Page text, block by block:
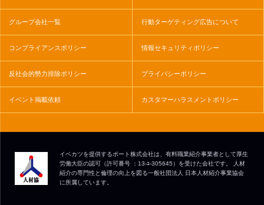
グループ会社一覧 行動ターゲティング広告について
コンプライアンスポリシー 情報セキュリティポリシー
反社会的勢力排除ポリシー プライバシーポリシー
イベント掲載依頼 カスタマーハラスメントポリシー